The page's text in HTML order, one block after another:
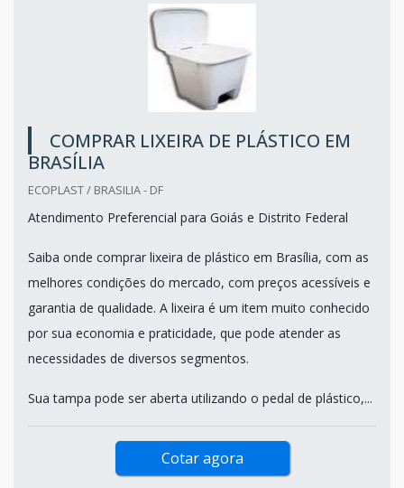
COMPRAR LIXEIRA DE PLÁSTICO EM
BRASÍLIA
ECOPLAST / BRASILIA - DF
Atendimento Preferencial para Goiás e Distrito Federal
Saiba onde comprar lixeira de plástico em Brasília, com as
melhores condições do mercado, com preços acessíveis e
garantia de qualidade. A lixeira é um item muito conhecido
por sua economia e praticidade, que pode atender as
necessidades de diversos segmentos.
Sua tampa pode ser aberta utilizando o pedal de plástico,...
Cotar agora